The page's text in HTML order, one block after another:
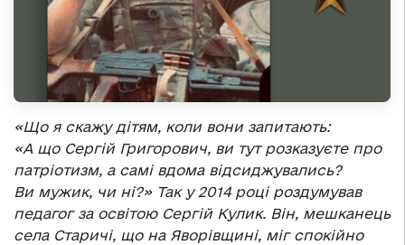
«Що я скажу дітям, коли вони запитають:
«А що Сергій Григорович, ви тут розказуєте про
патріотизм, а самі вдома відсиджувались?
Ви мужик, чи ні?» Так у 2014 році роздумував
педагог за освітою Сергій Кулик. Він, мешканець
села Старичі, що на Яворівщині, міг спокійно